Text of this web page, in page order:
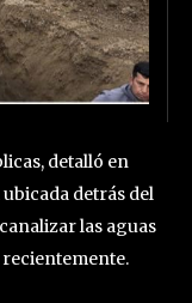
detalló en
detrás del
las aguas